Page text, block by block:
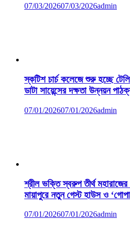
07/03/202607/03/2026admin
স্কটিশ চার্চ কলেজে শুরু হচ্ছে
ডাটা সায়েন্সের দক্ষতা উন্নয়ন
07/01/202607/01/2026admin
শ্রীল ভক্তি স্বরুপ তীর্থ
মায়াপুরে নতুন গেস্ট হাউস ও
07/01/202607/01/2026admin